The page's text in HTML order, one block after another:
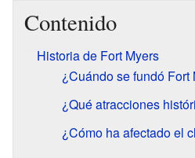
Contenido
Historia de Fort Myers
¿Cuándo se fundó Fort
¿Qué atracciones
¿Cómo ha afectado el